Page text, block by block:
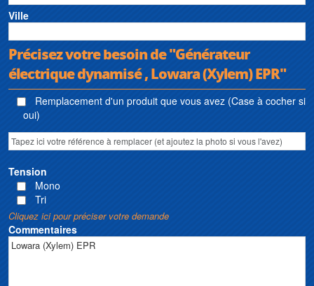
Ville
Précisez votre besoin de "Générateur
électrique dynamisé , Lowara (Xylem) EPR"
Remplacement d'un produit que vous avez (Case à cocher si
oui)
Tension
Mono
Tri
Cliquez ici pour préciser votre demande
Commentaires